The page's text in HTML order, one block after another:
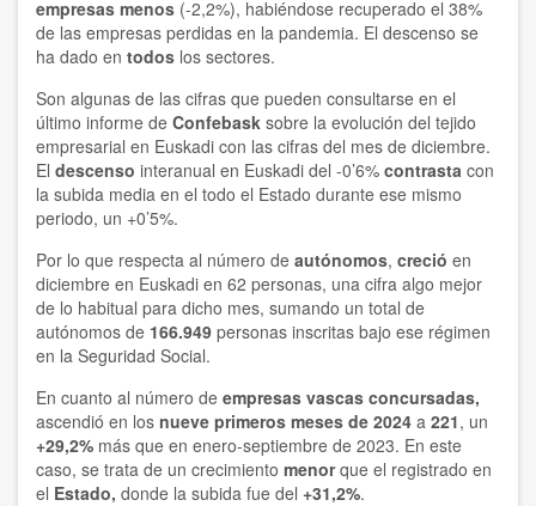
empresas menos (-2,2%), habiéndose recuperado el 38%
de las empresas perdidas en la pandemia. El descenso se
ha dado en todos los sectores.
Son algunas de las cifras que pueden consultarse en el
último informe de Confebask sobre la evolución del tejido
empresarial en Euskadi con las cifras del mes de diciembre.
El descenso interanual en Euskadi del -0’6% contrasta con
la subida media en el todo el Estado durante ese mismo
periodo, un +0’5%.
Por lo que respecta al número de autónomos, creció en
diciembre en Euskadi en 62 personas, una cifra algo mejor
de lo habitual para dicho mes, sumando un total de
autónomos de 166.949 personas inscritas bajo ese régimen
en la Seguridad Social.
En cuanto al número de empresas vascas concursadas,
ascendió en los nueve primeros meses de 2024 a 221, un
+29,2% más que en enero-septiembre de 2023. En este
caso, se trata de un crecimiento menorque el registrado en
el Estado, donde la subida fue del +31,2%.